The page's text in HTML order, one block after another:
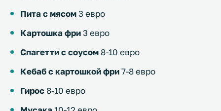
Пита с мясом3 евро
Картошка фри3 евро
Спагетти с соусом 8-10 евро
Кебаб с картошкой фри7-8 евро
Гирос 8-10 евро